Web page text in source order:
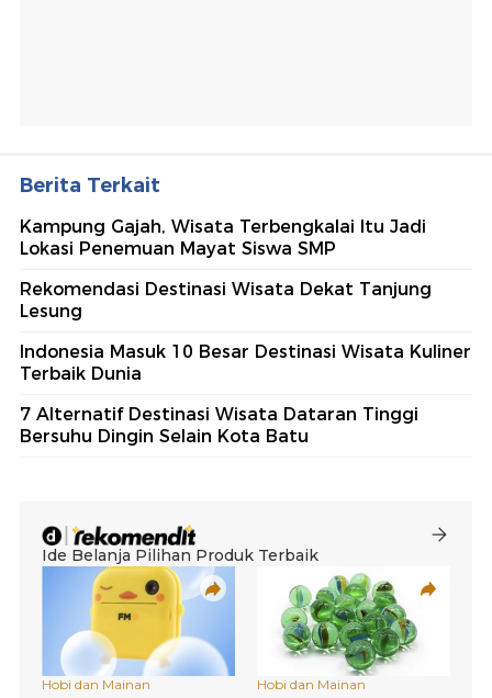
Berita Terkait
Kampung Gajah, Wisata Terbengkalai Itu Jadi
Lokasi Penemuan Mayat Siswa SMP
Rekomendasi Destinasi Wisata Dekat Tanjung
Lesung
Indonesia Masuk 10 Besar Destinasi Wisata Kuliner
Terbaik Dunia
7 Alternatif Destinasi Wisata Dataran Tinggi
Bersuhu Dingin Selain Kota Batu